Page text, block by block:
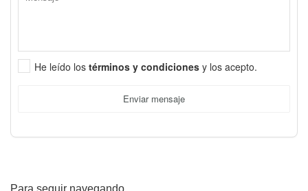
He leído los términos y condiciones y los acepto.
Enviar mensaje
Para seguir navegando